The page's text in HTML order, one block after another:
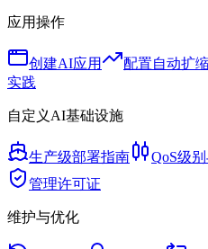
应用操作
创建AI应用 配置自动扩
实践
自定义AI基础设施
生产级部署指南 QoS级
管理许可证
维护与优化